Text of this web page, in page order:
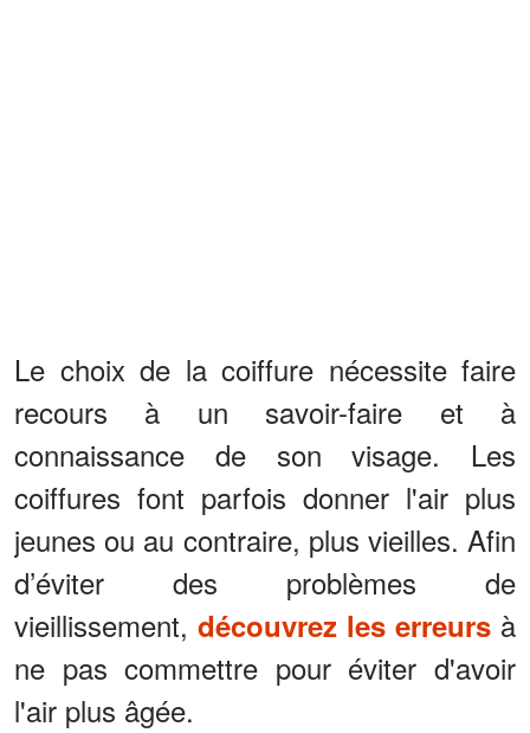
Le choix de la coiffure nécessite faire
recours à un savoir-faire et à
connaissance de son visage. Les
coiffures font parfois donner l'air plus
jeunes ou au contraire, plus vieilles. Afin
d’éviter des problèmes de
vieillissement, découvrez les erreurs à
ne pas commettre pour éviter d'avoir
l'air plus âgée.